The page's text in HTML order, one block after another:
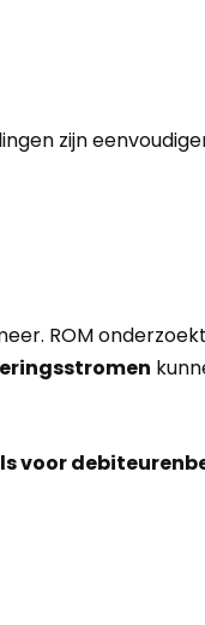
zijn
ROM
voor